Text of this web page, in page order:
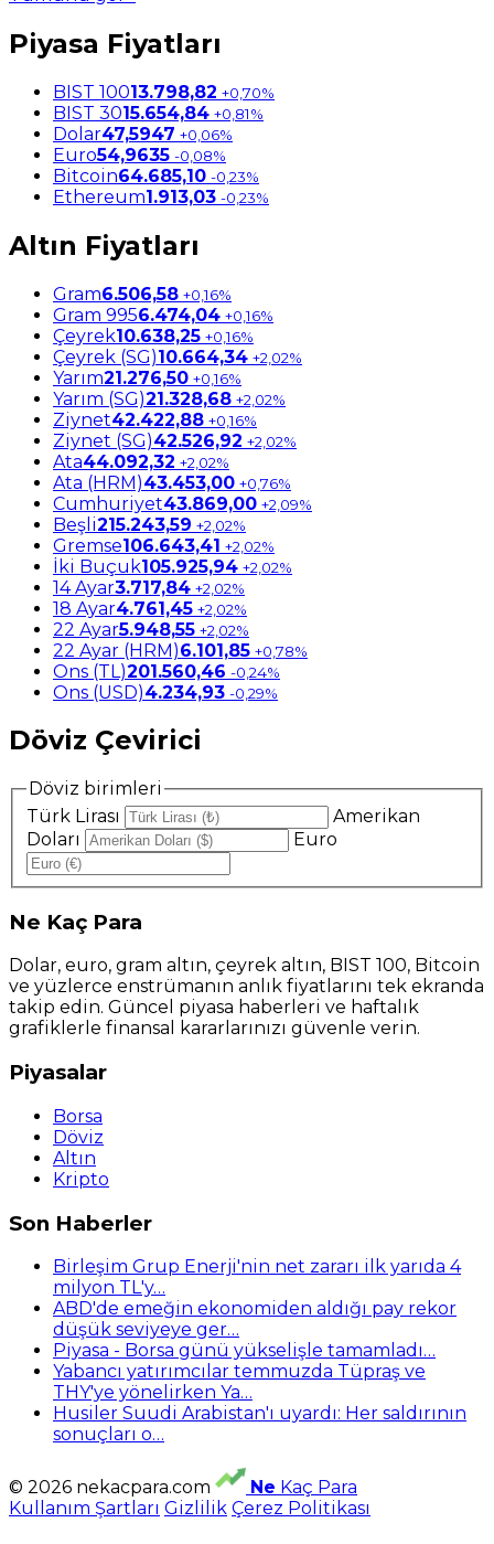
Piyasa Fiyatları
BIST 10013.798,82 +0,70%
BIST 3015.654,84 +0,81%
Dolar47,5947 +0,06%
Euro54,9635 -0,08%
Bitcoin64.685,10 -0,23%
Ethereum1.913,03 -0,23%
Altın Fiyatları
Gram6.506,58 +0,16%
Gram 9956.474,04 +0,16%
Çeyrek10.638,25 +0,16%
Çeyrek (SG)10.664,34 +2,02%
Yarım21.276,50 +0,16%
Yarım (SG)21.328,68 +2,02%
Ziynet42.422,88 +0,16%
Ziynet (SG)42.526,92 +2,02%
Ata44.092,32 +2,02%
Ata (HRM)43.453,00 +0,76%
Cumhuriyet43.869,00 +2,09%
Beşli215.243,59 +2,02%
Gremse106.643,41 +2,02%
İki Buçuk105.925,94 +2,02%
14 Ayar3.717,84 +2,02%
18 Ayar4.761,45 +2,02%
22 Ayar5.948,55 +2,02%
22 Ayar (HRM)6.101,85 +0,78%
Ons (TL)201.560,46 -0,24%
Ons (USD)4.234,93 -0,29%
Döviz Çevirici
Döviz birimleri
Türk Lirası
Amerikan
Doları
Euro
Ne Kaç Para
Dolar, euro, gram altın, çeyrek altın, BIST 100, Bitcoin
ve yüzlerce enstrümanın anlık fiyatlarını tek ekranda
takip edin. Güncel piyasa haberleri ve haftalık
grafiklerle finansal kararlarınızı güvenle verin.
Piyasalar
Borsa
Döviz
Altın
Kripto
Son Haberler
Birleşim Grup Enerji'nin net zararı ilk yarıda 4
milyon TL'y…
ABD'de emeğin ekonomiden aldığı pay rekor
düşük seviyeye ger…
Piyasa - Borsa günü yükselişle tamamladı…
Yabancı yatırımcılar temmuzda Tüpraş ve
THY'ye yönelirken Ya…
Husiler Suudi Arabistan'ı uyardı: Her saldırının
sonuçları o…
© 2026 nekacpara.com Ne Kaç Para
Kullanım Şartları Gizlilik Çerez Politikası